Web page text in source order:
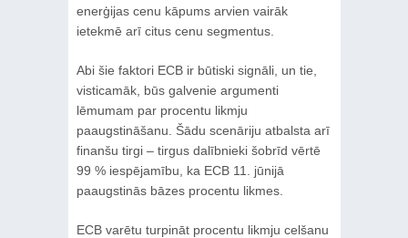
enerģijas cenu kāpums arvien vairāk
ietekmē arī citus cenu segmentus.
Abi šie faktori ECB ir būtiski signāli, un tie,
visticamāk, būs galvenie argumenti
lēmumam par procentu likmju
paaugstināšanu. Šādu scenāriju atbalsta arī
finanšu tirgi – tirgus dalībnieki šobrīd vērtē
99 % iespējamību, ka ECB 11. jūnijā
paaugstinās bāzes procentu likmes.
ECB varētu turpināt procentu likmju celšanu